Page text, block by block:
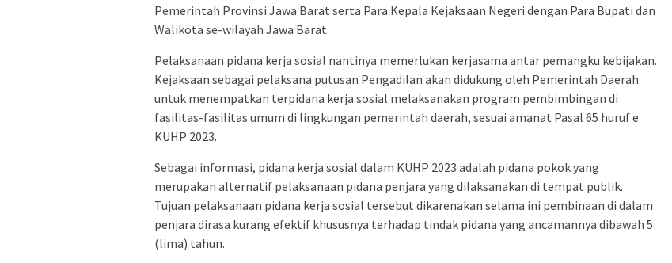
Pemerintah Provinsi Jawa Barat serta Para Kepala Kejaksaan Negeri dengan Para Bupati dan
Walikota se-wilayah Jawa Barat.
Pelaksanaan pidana kerja sosial nantinya memerlukan kerjasama antar pemangku kebijakan.
Kejaksaan sebagai pelaksana putusan Pengadilan akan didukung oleh Pemerintah Daerah
untuk menempatkan terpidana kerja sosial melaksanakan program pembimbingan di
fasilitas-fasilitas umum di lingkungan pemerintah daerah, sesuai amanat Pasal 65 huruf e
KUHP 2023.
Sebagai informasi, pidana kerja sosial dalam KUHP 2023 adalah pidana pokok yang
merupakan alternatif pelaksanaan pidana penjara yang dilaksanakan di tempat publik.
Tujuan pelaksanaan pidana kerja sosial tersebut dikarenakan selama ini pembinaan di dalam
penjara dirasa kurang efektif khususnya terhadap tindak pidana yang ancamannya dibawah 5
(lima) tahun.